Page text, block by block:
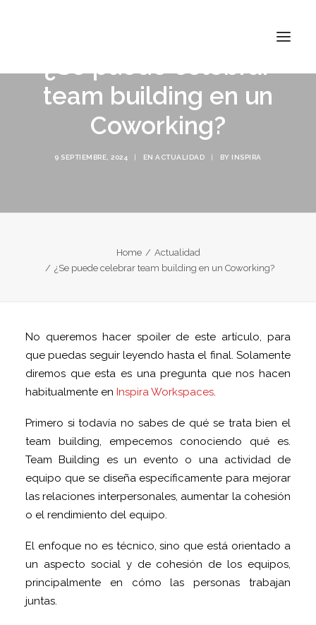
INSPIRA ATOCHA
INSPIRA ABASCAL
TARIFAS
CONTACTO
¿Se puede celebrar
team building en un
Coworking?
9 SEPTIEMBRE, 2024 | ENACTUALIDAD | BY INSPIRA
Home
Actualidad
¿Se puede celebrar team building en un Coworking?
No queremos hacer spoiler de este artículo, para
que puedas seguir leyendo hasta el final. Solamente
diremos que esta es una pregunta que nos hacen
habitualmente en Inspira Workspaces.
Primero si todavía no sabes de qué se trata bien el
team building, empecemos conociendo qué es.
Team Building es un evento o una actividad de
equipo que se diseña específicamente para mejorar
las relaciones interpersonales, aumentar la cohesión
o el rendimiento del equipo.
El enfoque no es técnico, sino que está orientado a
un aspecto social y de cohesión de los equipos,
principalmente en cómo las personas trabajan
juntas.